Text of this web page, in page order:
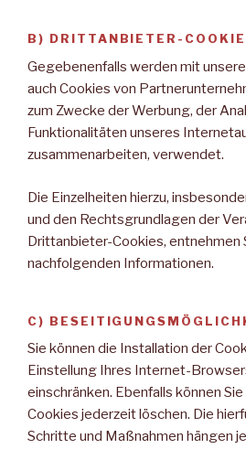
B) DRITTANBIETER-
Gegebenenfalls werden mit
auch Cookies von
zum Zwecke der Werbung, der
Funktionalitäten unseres
zusammenarbeiten, verwendet.
Die Einzelheiten hierzu,
und den Rechtsgrundlagen der
Drittanbieter-Cookies, entnehmen
nachfolgenden Informationen.
C)
Sie können die Installation der
Einstellung Ihres Internet-
einschränken. Ebenfalls können
Cookies jederzeit löschen. Die
Schritte und Maßnahmen hängen